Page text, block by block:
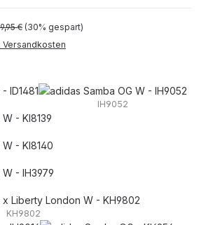
Preis:
€ (30% gespart)
Versandkosten
IH9052
KH9802